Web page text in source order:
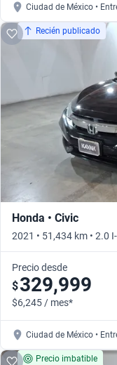
Ciudad de México •
Recién publicado
Honda • Civic
2021 • 51,434 km • 2.0
Precio desde
$329,999
$6,245 / mes*
Ciudad de México •
Precio imbatible